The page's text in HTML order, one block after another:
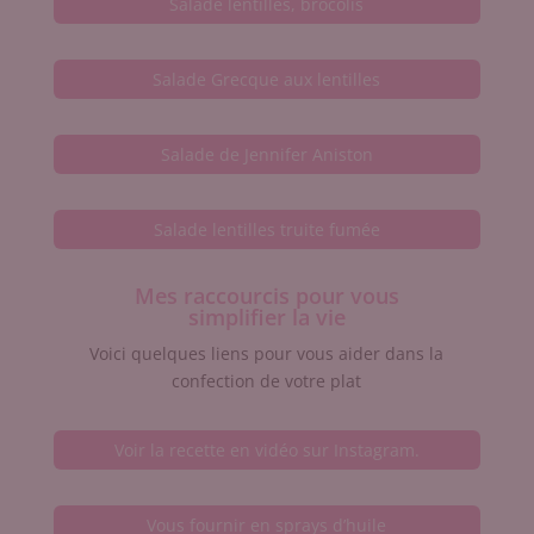
Salade Grecque aux lentilles
Salade de Jennifer Aniston
Salade lentilles truite fumée
Mes raccourcis pour vous
simplifier la vie
Voici quelques liens pour vous aider dans la
confection de votre plat
Voir la recette en vidéo sur Instagram.
Vous fournir en sprays d’huile